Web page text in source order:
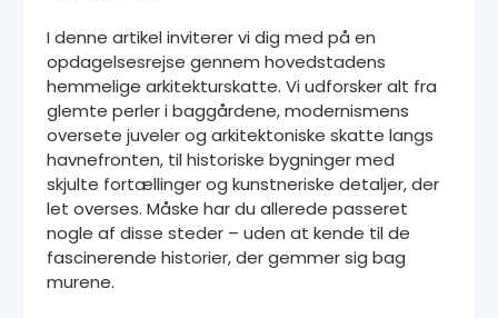
I denne artikel inviterer vi dig med på en
opdagelsesrejse gennem hovedstadens
hemmelige arkitekturskatte. Vi udforsker alt fra
glemte perler i baggårdene, modernismens
oversete juveler og arkitektoniske skatte langs
havnefronten, til historiske bygninger med
skjulte fortællinger og kunstneriske detaljer, der
let overses. Måske har du allerede passeret
nogle af disse steder – uden at kende til de
fascinerende historier, der gemmer sig bag
murene.